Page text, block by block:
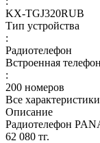
KX-TGJ320RUB
Тип устройства
:
Радиотелефон
Встроенная
:
200 номеров
Все характеристики
Описание
Радиотелефон
62 080 тг.